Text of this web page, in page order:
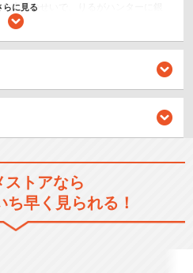
生活のせいで、りるがハンターに銀
、パキラが灰になっちゃったり、鉄
までのお話。さて、今回のお話は…?
らに見る
トアなら
早く見られる！